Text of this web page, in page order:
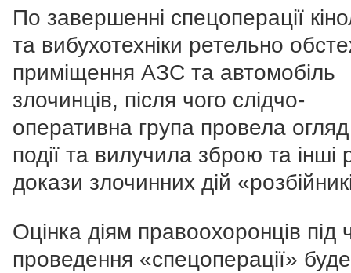
По завершенні спецоперації
та вибухотехніки ретельно
приміщення АЗС та автомобіль
злочинців, після чого слідчо-
оперативна група провела
події та вилучила зброю та інші
докази злочинних дій
Оцінка діям правоохоронців під
проведення «спецоперації» буде